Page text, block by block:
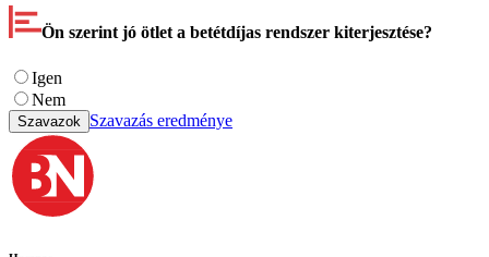
Ön szerint jó ötlet a betétdíjas rendszer kiterjesztése?
Igen
Nem
Szavazok Szavazás eredménye